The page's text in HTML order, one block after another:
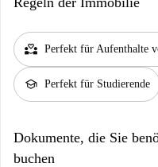
partner_heart Perfekt für Aufenthalte
school Perfekt für Studierende
Dokumente, die Sie
buchen